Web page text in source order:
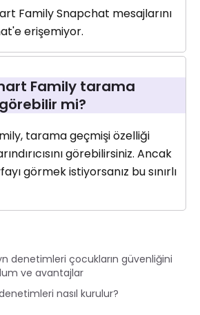
Family Snapchat mesajlarını
erişemiyor.
Family tarama
mi?
tarama geçmişi özelliği
görebilirsiniz. Ancak
görmek istiyorsanız bu sınırlı
denetimleri çocukların güvenliğini
ve avantajlar
nasıl kurulur?